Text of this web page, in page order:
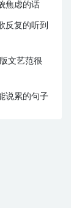
焦虑的话
反复的听到
文艺范很
说累的句子